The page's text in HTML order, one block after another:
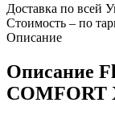
Доставка по всей
Стоимость – по
Описание
Описание
COMFORT